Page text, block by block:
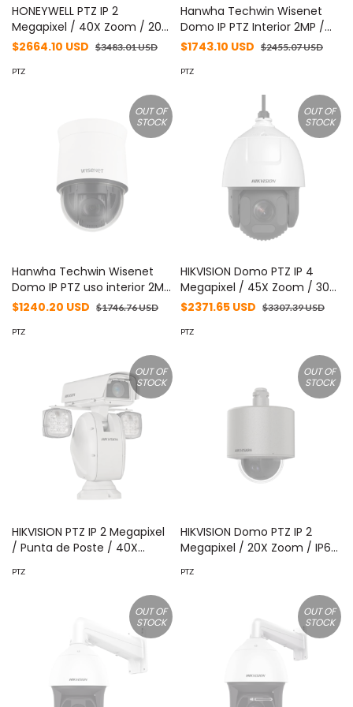
HONEYWELL PTZ IP 2
Megapixel / 40X Zoom / 200
Mts IR / H.265 / Hi-PoE /
NEMA 4X / IK10 / Alarmas I/O
NDAA / Serie 60 / Honeywell
Security MOD: HC60WZ2R40
$2664.10 USD $3483.01 USD
PTZ
Hanwha Techwin Wisenet
Domo IP PTZ Interior 2MP /
Zoom Óptico 32X / H.265 &
MOD: QNP-6320
$1743.10 USD $2455.07 USD
PTZ
OUT OF
STOCK
Hanwha Techwin Wisenet
Domo IP PTZ uso interior 2MP
/ Zoom Óptico 25X / H.265 &
MOD: QNP-6250
$1240.20 USD $1746.76 USD
PTZ
OUT OF
STOCK
HIKVISION Domo PTZ IP 4
Megapixel / 45X Zoom / 300
mts IR / AutoSeguimiento /
Learning / Exterior IP66 /
2DF7C445IXR-AEL(T5)
$2371.65 USD $3307.39 USD
PTZ
OUT OF
STOCK
HIKVISION PTZ IP 2 Megapixel
/ Punta de Poste / 40X
IP66 / 30 IPS / EIS / WDR 140
dB / Wiper / MicroSD MOD:
PTZ
OUT OF
STOCK
HIKVISION Domo PTZ IP 2
Megapixel / 20X Zoom / IP68
WDR / Defog / MicroSD MOD:
DS-2DF4220-DX(S6/316L)
PTZ
OUT OF
STOCK
OUT OF
STOCK